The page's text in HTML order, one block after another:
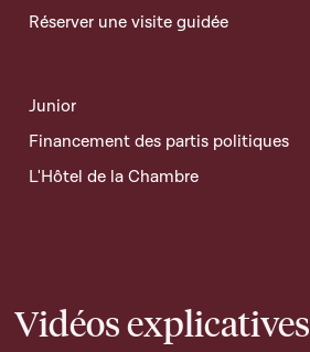
Réserver une visite guidée
Junior
Financement des partis politiques
L'Hôtel de la Chambre
Vidéos explicatives